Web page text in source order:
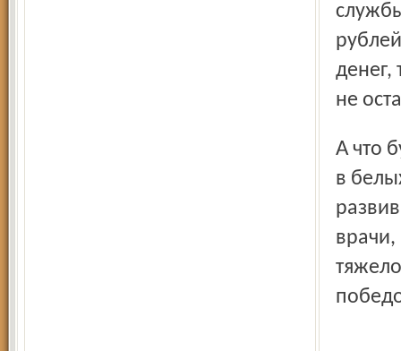
не
А что будет, если областной бюджет не поддержит людей
в